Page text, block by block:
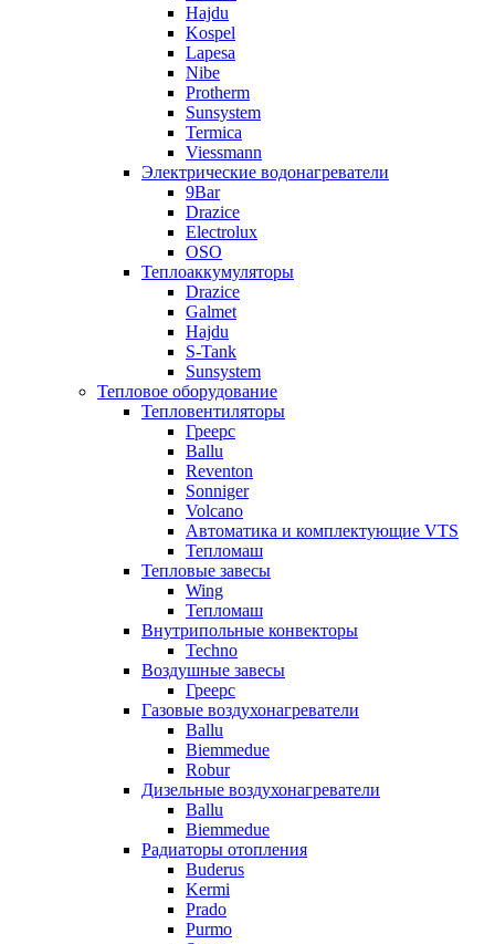
Hajdu
Kospel
Lapesa
Nibe
Protherm
Sunsystem
Termica
Viessmann
Электрические водонагреватели
9Bar
Drazice
Electrolux
OSO
Теплоаккумуляторы
Drazice
Galmet
Hajdu
S-Tank
Sunsystem
Тепловое оборудование
Тепловентиляторы
Греерс
Ballu
Reventon
Sonniger
Volcano
Автоматика и комплектующие VTS
Тепломаш
Тепловые завесы
Wing
Тепломаш
Внутрипольные конвекторы
Techno
Воздушные завесы
Греерс
Газовые воздухонагреватели
Ballu
Biemmedue
Robur
Дизельные воздухонагреватели
Ballu
Biemmedue
Радиаторы отопления
Buderus
Kermi
Prado
Purmo